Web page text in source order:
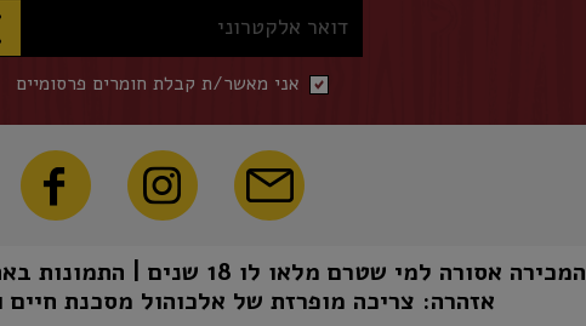
דואר אלקטרוני
אני מאשר/ת קבלת חומרים פרסומיים
המכירה אסורה למי שטרם מלאו לו 18 שנים | התמונות באתר להמחשה בלבד | טל"ח
אזהרה: צריכה מופרזת של אלכוהול מסכנת חיים